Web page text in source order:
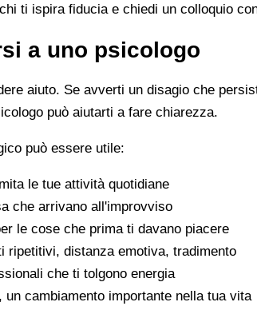
ti ispira fiducia e chiedi un colloquio
a uno psicologo
aiuto. Se avverti un disagio che
può aiutarti a fare chiarezza.
può essere utile:
le tue attività quotidiane
che arrivano all'improvviso
le cose che prima ti davano piacere
ripetitivi, distanza emotiva, tradimento
che ti tolgono energia
un cambiamento importante nella tua vita